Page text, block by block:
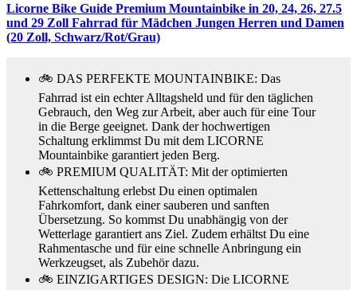
Licorne Bike Guide Premium Mountainbike in 20, 24, 26, 27.5
und 29 Zoll Fahrrad für Mädchen Jungen Herren und Damen
(20 Zoll, Schwarz/Rot/Grau)
🚲 DAS PERFEKTE MOUNTAINBIKE: Das
Fahrrad ist ein echter Alltagsheld und für den täglichen
Gebrauch, den Weg zur Arbeit, aber auch für eine Tour
in die Berge geeignet. Dank der hochwertigen
Schaltung erklimmst Du mit dem LICORNE
Mountainbike garantiert jeden Berg.
🚲 PREMIUM QUALITÄT: Mit der optimierten
Kettenschaltung erlebst Du einen optimalen
Fahrkomfort, dank einer sauberen und sanften
Übersetzung. So kommst Du unabhängig von der
Wetterlage garantiert ans Ziel. Zudem erhältst Du eine
Rahmentasche und für eine schnelle Anbringung ein
Werkzeugset, als Zubehör dazu.
🚲 EINZIGARTIGES DESIGN: Die LICORNE